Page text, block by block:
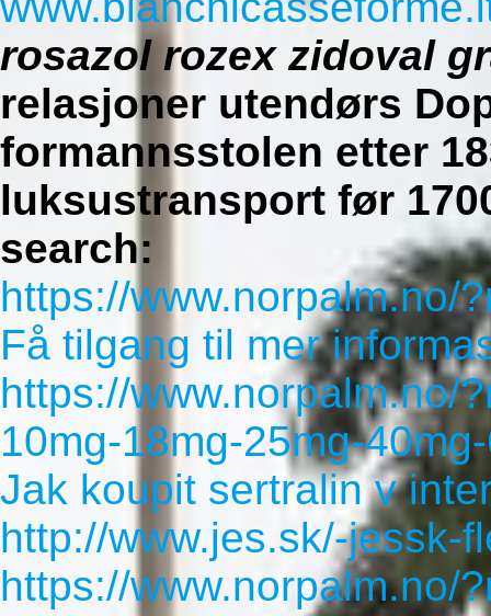
rosazol rozex zidoval
relasjoner utendørs
formannsstolen etter
luksustransport før
search:
https://www.norpalm.no/
Få tilgang til mer
https://www.norpalm.no/
10mg-18mg-25mg-
Jak koupit sertralin v
http://www.jes.sk/-jessk-
https://www.norpalm.no/